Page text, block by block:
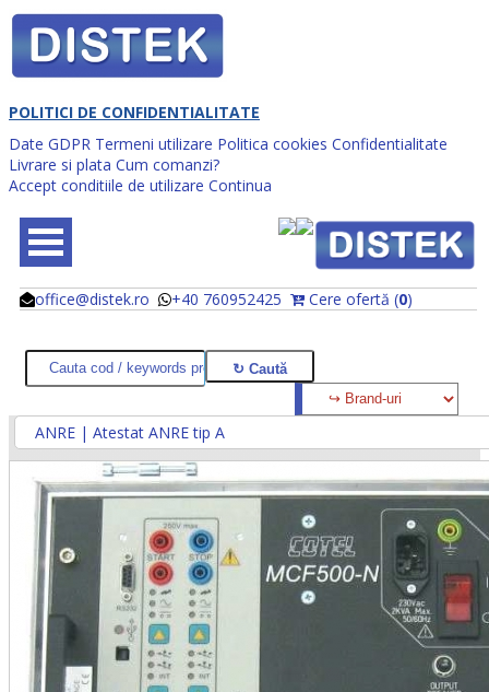
POLITICI DE CONFIDENTIALITATE
Date GDPR Termeni utilizare Politica cookies Confidentialitate
Livrare si plata Cum comanzi?
Accept conditiile de utilizare Continua
office@distek.ro +40 760952425 Cere ofertă (0)
@
@
ANRE | Atestat ANRE tip A